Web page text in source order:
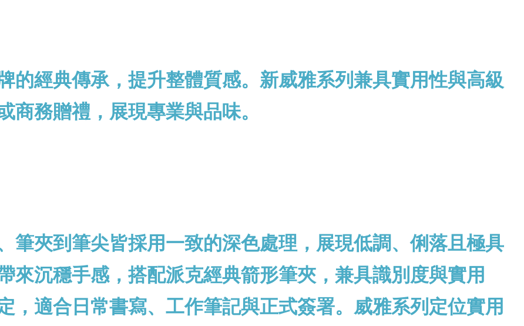
的經典傳承，提升整體質感。新威雅系列兼具實用性與高級
商務贈禮，展現專業與品味。
筆夾到筆尖皆採用一致的深色處理，展現低調、俐落且極具
來沉穩手感，搭配派克經典箭形筆夾，兼具識別度與實用
，適合日常書寫、工作筆記與正式簽署。 威雅系列定位實用